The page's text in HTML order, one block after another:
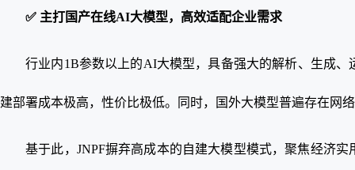
✅ 主打国产在线AI大模型，高效适配企业需求
行业内1B参数以上的AI大模型，具备强大的解析、生成
建部署成本极高，性价比极低。同时，国外大模型普遍存在网
基于此，JNPF摒弃高成本的自建大模型模式，聚焦经济